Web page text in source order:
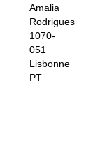
Amalia
Rodrigues
1070-
051
Lisbonne
PT